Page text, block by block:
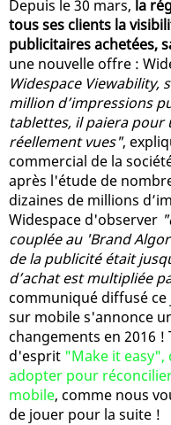
Depuis le 30 mars, la
tous ses clients la
publicitaires achetées,
une nouvelle offre :
Widespace Viewability,
million d’impressions
tablettes, il paiera pour
réellement vues",
commercial de la
après l'étude de
dizaines de millions
Widespace d'observer
couplée au 'Brand
de la publicité était
d’achat est multipliée
communiqué diffusé
sur mobile s'annonce
changements en 2016
d'esprit "Make it easy",
adopter pour
mobile, comme nous
de jouer pour la suite !